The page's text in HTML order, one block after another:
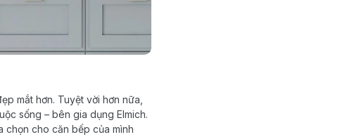
mắt hơn. Tuyệt vời hơn nữa,
sống – bên gia dụng Elmich.
chọn cho căn bếp của mình